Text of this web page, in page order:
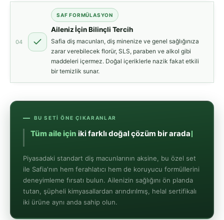
04
SAF FORMÜLASYON
Aileniz İçin Bilinçli Tercih
Safia diş macunları, diş minenize ve genel sağlığınıza
zarar verebilecek florür, SLS, paraben ve alkol gibi
maddeleri içermez. Doğal içeriklerle nazik fakat etkili
bir temizlik sunar.
BU SETI ÖNE ÇIKARANLAR
Tüm aile için iki farklı doğal çözüm bir arada
Piyasadaki standart diş macunlarının aksine, bu özel set
ile Safia'nın hem ferahlatıcı hem de koruyucu formüllerini
deneyimleme fırsatı bulun. Ailenizin sağlığını ön planda
tutan, şüpheli kimyasallardan arındırılmış, helal sertifikalı
iki ürüne aynı anda sahip olun.